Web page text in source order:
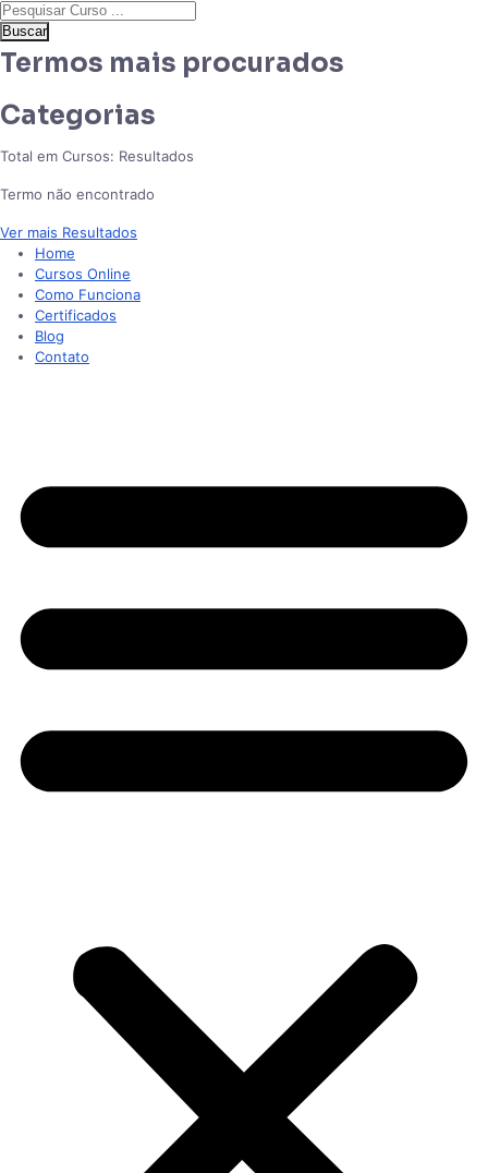
Buscar
Termos mais procurados
Categorias
Total em Cursos: Resultados
Termo não encontrado
Ver mais Resultados
Home
Cursos Online
Como Funciona
Certificados
Blog
Contato